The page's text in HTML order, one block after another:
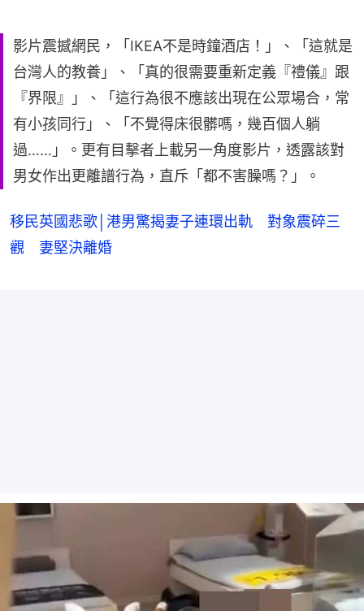
影片震撼網民，「IKEA不是時鐘酒店！」、「這就是
台灣人的教養」、「真的很需要重新定義『禮儀』跟
『界限』」、「這行為很不應該出現在公眾場合，常
有小孩同行」、「不覺得床很髒嗎，幾百個人躺
過……」。更有目擊者上載另一角度影片，透露該對
男女作出更離譜行為，直斥「都不害臊嗎？」。
移民英國悲歌│港男驚揭妻子連環出軌 對象震碎三
觀 妻堅決離婚